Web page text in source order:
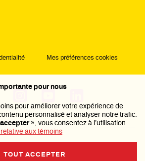
Mes préférences cookies
pour nous
pour améliorer votre expérience de
personnalisé et analyser notre trafic.
», vous consentez à l’utilisation
aux témoins
TOUT ACCEPTER